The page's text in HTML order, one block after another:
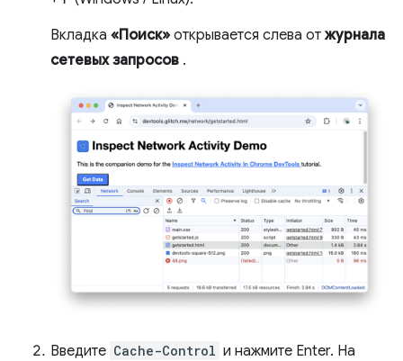
Вкладка «Поиск» открывается слева от журнала
сетевых запросов .
Введите Cache-Control и нажмите Enter. На